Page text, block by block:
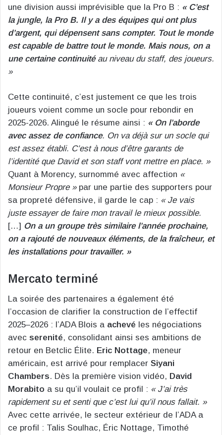
une division aussi imprévisible que la Pro B : « C’est
la jungle, la Pro B. Il y a des équipes qui ont plus
d’argent, qui dépensent sans compter. Tout le monde
est capable de battre tout le monde. Mais nous, on a
une certaine continuitéau niveau du staff, des joueurs.
»
Cette continuité, c’est justement ce que les trois
joueurs voient comme un socle pour rebondir en
2025-2026. Alingué le résume ainsi : « On l’aborde
avec assez de confiance. On va déjà sur un socle qui
est assez établi. C’est à nous d’être garants de
l’identité que David et son staff vont mettre en place. »
Quant à Morency, surnommé avec affection «
Monsieur Propre »par une partie des supporters pour
sa propreté défensive, il garde le cap : « Je vais
juste essayer de faire mon travail le mieux possible.
[…] On a un groupe très similaire l’année prochaine,
on a rajouté de nouveaux éléments, de la fraîcheur, et
les installations pour travailler. »
Mercato terminé
La soirée des partenaires a également été
l’occasion de clarifier la construction de l’effectif
2025–2026 : l’ADA Blois a achevé les négociations
avec serenité, consolidant ainsi ses ambitions de
retour en Betclic Élite. Eric Nottage, meneur
américain, est arrivé pour remplacer Siyani
Chambers. Dès la première vision vidéo, David
Morabito a su qu’il voulait ce profil : « J’ai très
rapidement su et senti que c’est lui qu’il nous fallait. »
Avec cette arrivée, le secteur extérieur de l’ADA a
ce profil : Talis Soulhac, Éric Nottage, Timothé